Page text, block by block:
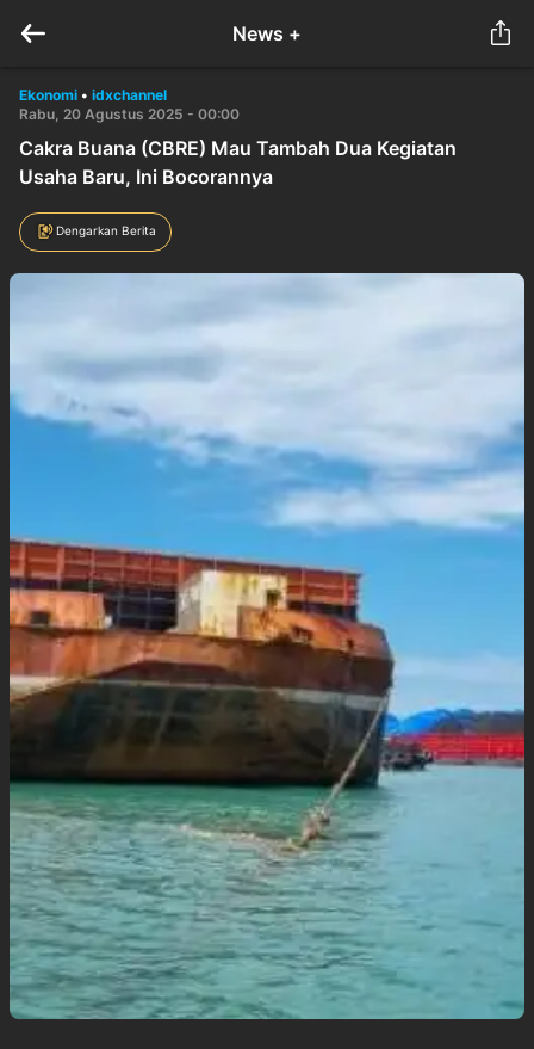
News +
Ekonomi • idxchannel
Rabu, 20 Agustus 2025 - 00:00
Cakra Buana (CBRE) Mau Tambah Dua Kegiatan
Usaha Baru, Ini Bocorannya
Dengarkan Berita